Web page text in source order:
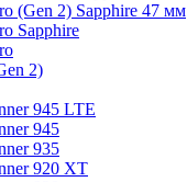
(Gen 2) Sapphire 47 мм
Sapphire
2)
945 LTE
945
935
920 XT